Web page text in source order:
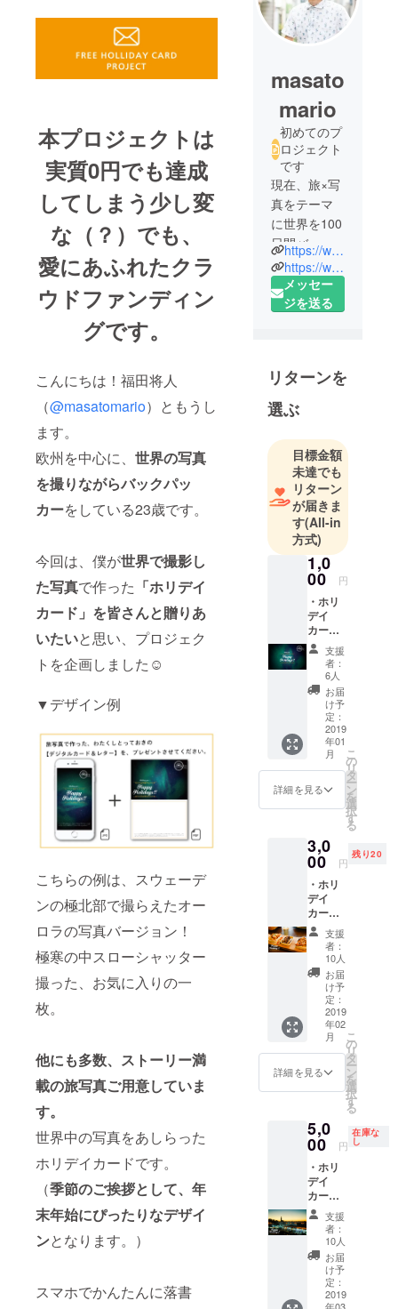
本プロジェクトは
実質0円でも達成
してしまう少し変
な（？）でも、
愛にあふれたクラ
ウドファンディン
グです。
こんにちは！福田将人
（@masatomario）ともうし
ます。
欧州を中心に、 世界の写真
を撮りながらバックパッ
カーをしている23歳です。
今回は、僕が世界で撮影し
た写真で作った 「ホリデイ
カード」を皆さんと贈りあ
いたいと思い、プロジェク
トを企画しました☺
▼デザイン例
こちらの例は、スウェーデ
ンの極北部で撮らえたオー
ロラの写真バージョン！
極寒の中スローシャッター
撮った、お気に入りの一
枚。
他にも多数、ストーリー満
載の旅写真ご用意していま
す。
世界中の写真をあしらった
ホリデイカードです。
（季節のご挨拶として、年
末年始にぴったりなデザイ
ンとなります。）
スマホでかんたんに落書
masato
mario
初めてのプ
ロジェクト
です
現在、旅×写
真をテーマ
に世界を100
日間バック
パッキング
している福
田将人（＠
ドを無料で
プレゼント
していま
す。ヨー
ロッパを中
心に巡り、
14か国目に
突入しまし
た。キッチ
ハイクとい
うスタート
アップでク
リエイティ
ブディレク
ター・フォ
トグラ
ファーをし
た。料理と
エンターテ
イメントが
幅広く好
き。慶應
https://www.instagram.com/masatomario/
https://www.wantedly.com/companies/kitchhike/post_articles/132435
メッセー
ジを送る
リターンを
選ぶ
目標金額
未達でも
リターン
が届きま
す(All-in
方式)
1,0
00 円
・ホリ
デイ
カー
ド：3
セット
（各
カード
別写真/
デザイ
ン） 気
持ちを
こめて
撮影し
た写真
を僕が3
種類セ
いたし
ます！
ご自由
に使い
分けて
どう
ぞ！
支援
者：
6人
お届
け予
定：
2019
年01
月
詳細を見る
こ
の
リ
タ
ー
ン
を
選
択
す
る
3,0
00 円
残り20
・ホリ
デイ
カー
ド：3
セット
（各
カード
別写真/
デザイ
ン） ・
パトロ
ン限定
「おつ
かい」
旅写真
「おつ
旅写真
は、パ
トロン
の方の
こんな
写真
撮って
きて！
を実
現。
「めっ
ちゃ
かっこ
支援
者：
10人
お届
け予
定：
2019
年02
月
詳細を見る
こ
の
リ
タ
ー
ン
を
選
択
す
る
5,0
00 円
在庫な
し
・ホリ
デイ
カー
ド：3
セット
（各
カード
別写真/
デザイ
ン） ・
支援
者：
10人
お届
け予
定：
2019
年03